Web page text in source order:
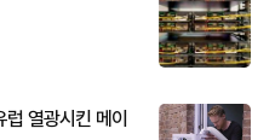
열광시킨 메이